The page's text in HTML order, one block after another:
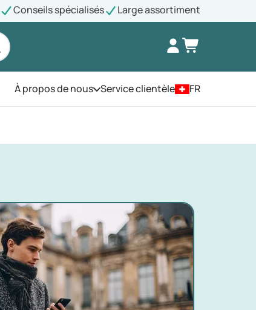
Conseils spécialisés Large assortiment
À propos de nousOuvrez le menu
Service clientèle FR